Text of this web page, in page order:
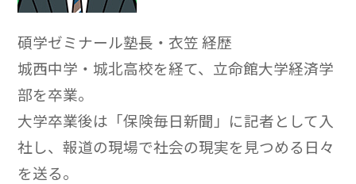
碩学ゼミナール塾長・衣笠 経歴
城西中学・城北高校を経て、立命館大学経済学
部を卒業。
大学卒業後は「保険毎日新聞」に記者として入
社し、報道の現場で社会の現実を見つめる日々
を送る。